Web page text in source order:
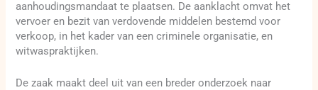
aanhoudingsmandaat te plaatsen. De aanklacht omvat het
vervoer en bezit van verdovende middelen bestemd voor
verkoop, in het kader van een criminele organisatie, en
witwaspraktijken.
De zaak maakt deel uit van een breder onderzoek naar